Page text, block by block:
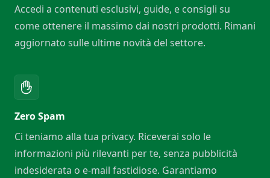
Accedi a contenuti esclusivi, guide, e consigli su
come ottenere il massimo dai nostri prodotti. Rimani
aggiornato sulle ultime novità del settore.
Zero Spam
Ci teniamo alla tua privacy. Riceverai solo le
informazioni più rilevanti per te, senza pubblicità
indesiderata o e-mail fastidiose. Garantiamo